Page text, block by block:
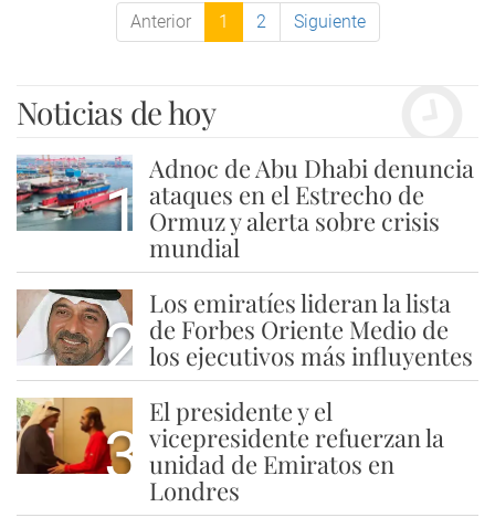
Anterior 1 2 Siguiente
Noticias de hoy
1
Adnoc de Abu Dhabi denuncia
ataques en el Estrecho de
Ormuz y alerta sobre crisis
mundial
2
Los emiratíes lideran la lista
de Forbes Oriente Medio de
los ejecutivos más influyentes
3
El presidente y el
vicepresidente refuerzan la
unidad de Emiratos en
Londres